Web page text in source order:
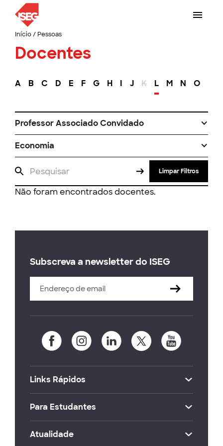
Início/ Pessoas
Docentes
A B C D E F G H I J K L M N O
Professor Associado Convidado
Economia
Limpar Filtros
Não foram encontrados docentes.
Subscreva a newsletter do ISEG
Links Rápidos
Para Estudantes
Atualidade